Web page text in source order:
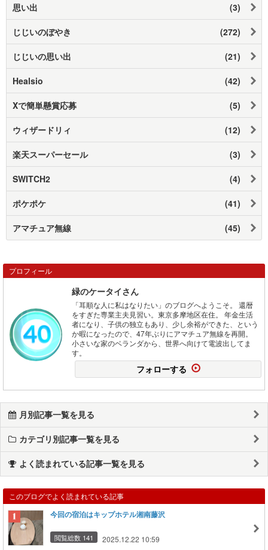
思い出 (3)
じじいのぼやき (272)
じじいの思い出 (21)
Healsio (42)
Xで簡単懸賞応募 (5)
ウィザードリィ (12)
楽天スーパーセール (3)
SWITCH2 (4)
ポケポケ (41)
アマチュア無線 (45)
プロフィール
緑のケータイさん
「耳順な人に私はなりたい」のブログへようこそ。 還暦
をすぎた専業主夫見習い。東京多摩地区在住。 年金生活
者になり、子供の独立もあり、少し余裕ができた、という
か暇になったので、47年ぶりにアマチュア無線を再開。
小さいな家のベランダから、世界へ向けて電波出してま
す。
フォローする
月別記事一覧を見る
カテゴリ別記事一覧を見る
よく読まれている記事一覧を見る
このブログでよく読まれている記事
今回の宿泊はキップホテル湘南藤沢
閲覧総数 141 2025.12.22 10:59